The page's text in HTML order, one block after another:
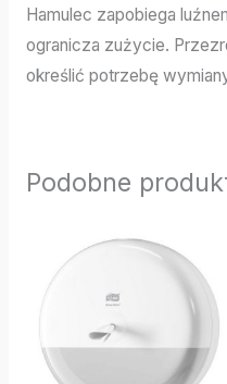
Hamulec zapobiega
ogranicza zużycie.
określić potrzebę
Podobne